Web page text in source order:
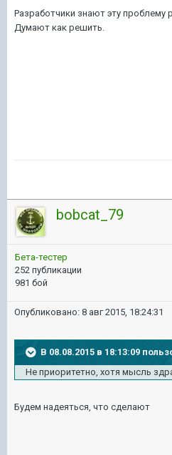
Разработчики знают эту проблему
Думают как решить.
bobcat_79
Бета-тестер
252 публикации
981 бой
Опубликовано: 8 авг 2015, 18:24:31
В 08.08.2015 в 18:13:09
Не приоритетно, хотя мысль
Будем надеяться, что сделают